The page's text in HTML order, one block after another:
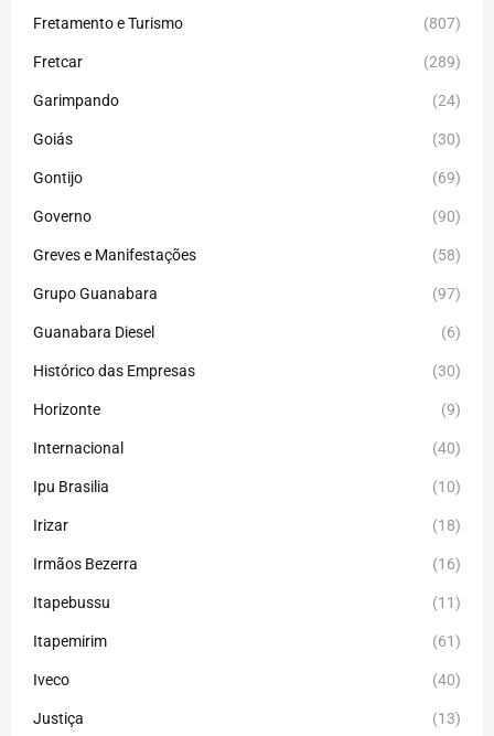
Fretamento e Turismo (807)
Fretcar (289)
Garimpando (24)
Goiás (30)
Gontijo (69)
Governo (90)
Greves e Manifestações (58)
Grupo Guanabara (97)
Guanabara Diesel (6)
Histórico das Empresas (30)
Horizonte (9)
Internacional (40)
Ipu Brasilia (10)
Irizar (18)
Irmãos Bezerra (16)
Itapebussu (11)
Itapemirim (61)
Iveco (40)
Justiça (13)